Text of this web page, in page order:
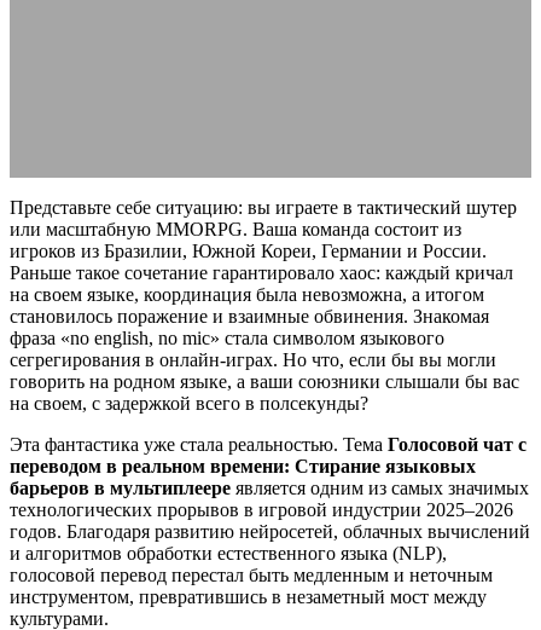
Представьте себе ситуацию: вы играете в тактический шутер
или масштабную MMORPG. Ваша команда состоит из
игроков из Бразилии, Южной Кореи, Германии и России.
Раньше такое сочетание гарантировало хаос: каждый кричал
на своем языке, координация была невозможна, а итогом
становилось поражение и взаимные обвинения. Знакомая
фраза «no english, no mic» стала символом языкового
сегрегирования в онлайн-играх. Но что, если бы вы могли
говорить на родном языке, а ваши союзники слышали бы вас
на своем, с задержкой всего в полсекунды?
Эта фантастика уже стала реальностью. Тема Голосовой чат с
переводом в реальном времени: Стирание языковых
барьеров в мультиплеере является одним из самых значимых
технологических прорывов в игровой индустрии 2025–2026
годов. Благодаря развитию нейросетей, облачных вычислений
и алгоритмов обработки естественного языка (NLP),
голосовой перевод перестал быть медленным и неточным
инструментом, превратившись в незаметный мост между
культурами.